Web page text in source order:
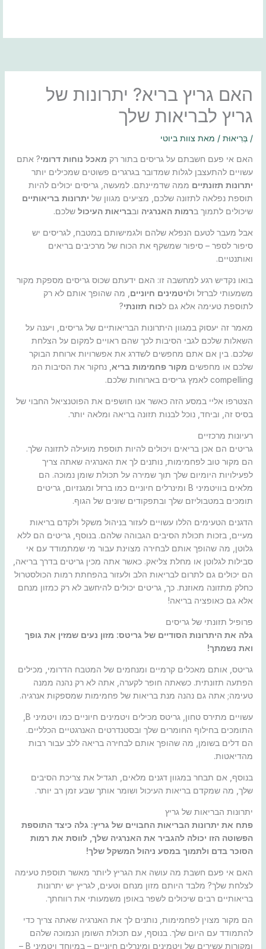
האם גריץ בריא? יתרונות של
גריץ לבריאות שלך
/ בְּרִיאוּת/ מאת צוות ביוטי
האם אי פעם חשבתם על גריסים בתור רק מאכל נוחות דרומי? אתם
עשויים להתעצבן לגלות שמדובר בגרגרים פשוטים שמכילים יותר
יתרונות תזונתיים ממה שדמיינתם. למעשה, גריסים יכולים להיות
תוספת נפלאה לתזונה שלכם, מציעים מגוון של יתרונות בריאותיים
שיכולים לתמוך ברמות האנרגיה ובבריאות העיכולשלכם.
אבל מעבר לטעם הנפלא שלהם ולגמישותם במטבח, לגריסים יש
סיפור לספר – סיפור שמשקף את הכוח של מרכיבים בריאים
ואותנטיים.
בואו נקדיש רגע למחשבה זו: האם ידעתם שכוס גריסים מספקת מקור
משמעותי לברזל ולויטמינים חיוניים , מה שהופך אותם לא רק
לתוספת טעימה אלא גם לכוח תזונתי?
מאמר זה יעסוק במגוון היתרונות הבריאותיים של גריסים, ויענה על
השאלות שלכם לגבי הסיבות לכך שהם ראויים למקום על הצלחת
שלכם. בין אם אתם מחפשים לשדרג את אפשרויות ארוחת הבוקר
שלכם או מחפשים מקור פחמימות בריא, נחקור את הסיבות המ
compelling לאמץ גריסים בארוחות שלכם.
הצטרפו אליי במסע הזה כאשר אנו חושפים את הפוטנציאל החבוי של
בסיס זה, וביחד, נוכל לבנות תזונה בריאה ומלאה יותר.
רעיונות מרכזיים
גריטים הם אכן בריאים ויכולים להיות תוספת מועילה לתזונה שלך.
הם מקור טוב לפחמימות, נותנים לך את האנרגיה שאתה צריך
לפעילויות היומיום שלך תוך שמירה על תכולת שומן נמוכה. הם
מלאים בוויטמיני B ומינרלים חיוניים כמו ברזל ומגנזיום, גריטים
תומכים במטבוליזם שלך ובתפקודים שונים של הגוף.
הדגנים הטעימים הללו עשויים לעזור בניהול משקל ולקדם בריאות
מעיים, בזכות תכולת הסיבים הגבוהה שלהם. בנוסף, גריטים הם ללא
גלוטן, מה שהופך אותם לבחירה מצוינת עבור מי שמתמודד עם אי
סבילות לגלוטן או מחלת צליאק. כאשר אתה מכין גריטים בדרך בריאה,
הם יכולים גם לתרום לבריאות הלב ולעזור בהפחתת רמות הכולסטרול
כחלק מתזונה מאוזנת. כך, גריטים יכולים להיחשב לא רק כמזון מנחם
אלא גם כאופציה בריאה!
פרופיל תזונתי של גריסים
גלה את היתרונות הסודיים של גריטס: מזון נעים שמזין את גופך
ואת נשמתך!
גריטס, אותם מאכלים קרמיים ומנחמים של המטבח הדרומי, מכילים
הפתעה תזונתית. כשאתה חופר לקערה, אתה לא רק נהנה ממנה
טעימה; אתה גם נהנה מנת בריאות של פחמימות שמספקות אנרגיה.
עשויים מתירס טחון, גריטס מכילים ויטמינים חיוניים כמו ויטמיני B,
התומכים בחילוף החומרים שלך ובסטנדרטים האנרגטיים הכלליים.
הם דלים בשומן, מה שהופך אותם לבחירה בריאה ללב עבור רבות
מהדיאטות.
בנוסף, אם תבחר במגוון דגנים מלאים, תגדיל את צריכת הסיבים
שלך, מה שמקדם בריאות העיכול ושומר אותך שבע זמן רב יותר.
יתרונות הבריאות של גריץ
פתח את יתרונות הבריאות החבויים של גריץ: גלה כיצד התוספת
הפשוטה הזו יכולה להגביר את האנרגיה שלך, לווסת את רמות
הסוכר בדם ולתמוך במסע ניהול המשקל שלך!
האם אי פעם חשבת מה עושה את הגריץ ליותר מאשר תוספת טעימה
לצלחת שלך? מלבד היותם מזון מנחם וטעים, לגריץ יש יתרונות
בריאותיים רבים שיכולים לשפר באופן משמעותי את רווחתך.
הם מקור מצוין לפחמימות, נותנים לך את האנרגיה שאתה צריך כדי
להתמודד עם היום שלך. בנוסף, עם תכולת השומן הנמוכה שלהם
ומקורות עשירים של ויטמינים ומינרלים חיוניים – במיוחד ויטמיני B –